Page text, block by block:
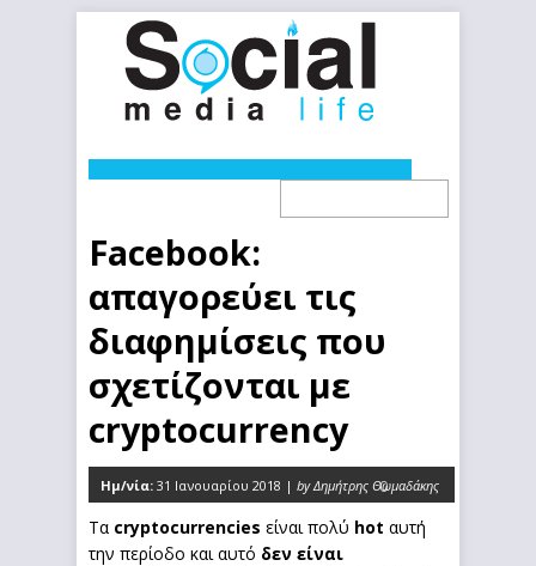
Facebook:
απαγορεύει τις
διαφημίσεις που
σχετίζονται με
cryptocurrency
Ημ/νία: 31 Ιανουαρίου 2018 | by Δημήτρης Θωμαδάκης
0
Τα cryptocurrencies είναι πολύ hot αυτή
την περίοδο και αυτό δεν είναι